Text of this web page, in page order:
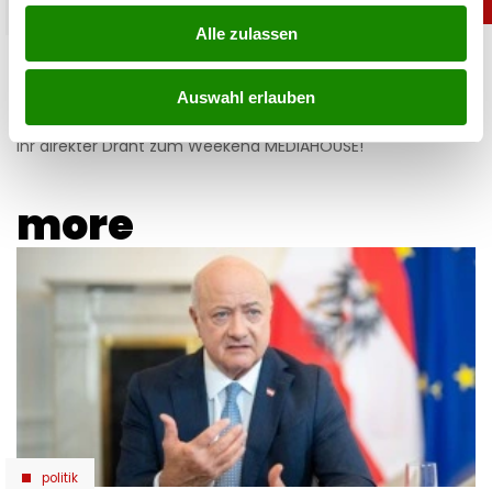
Alle zulassen
Auswahl erlauben
Kontakt Weekend MEDIAHOUSE
Ihr direkter Draht zum Weekend MEDIAHOUSE!
more
politik